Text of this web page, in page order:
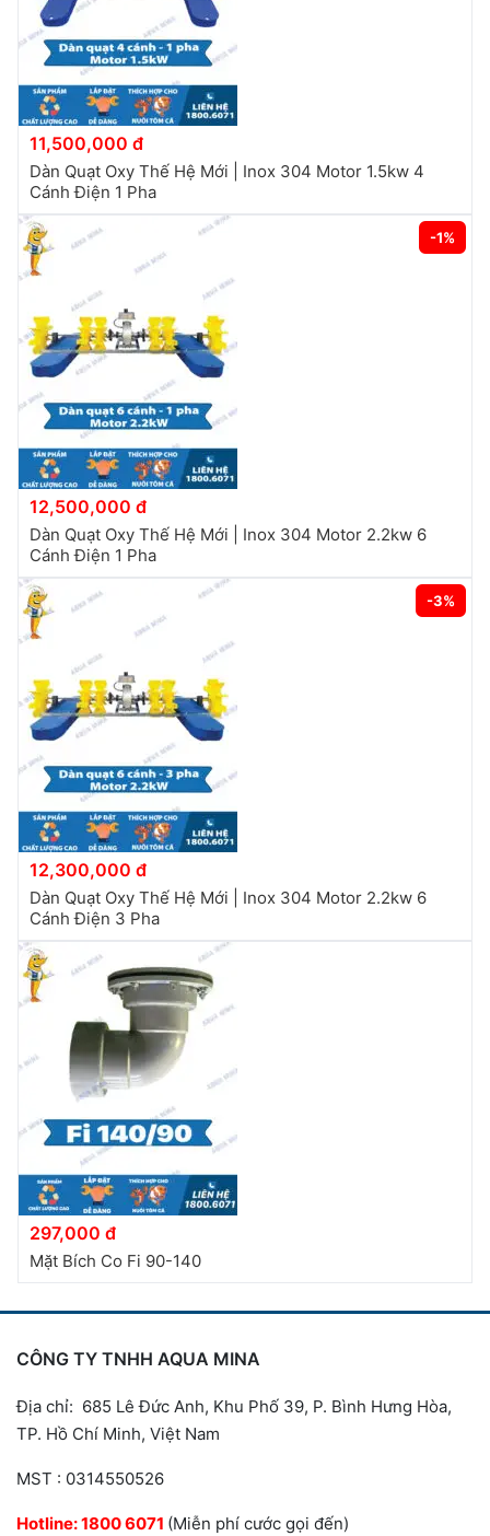
11,500,000 đ
Dàn Quạt Oxy Thế Hệ Mới | Inox 304 Motor 1.5kw 4
Cánh Điện 1 Pha
-1%
12,500,000 đ
Dàn Quạt Oxy Thế Hệ Mới | Inox 304 Motor 2.2kw 6
Cánh Điện 1 Pha
-3%
12,300,000 đ
Dàn Quạt Oxy Thế Hệ Mới | Inox 304 Motor 2.2kw 6
Cánh Điện 3 Pha
297,000 đ
Mặt Bích Co Fi 90-140
CÔNG TY TNHH AQUA MINA
Địa chỉ: 685 Lê Đức Anh, Khu Phố 39, P. Bình Hưng Hòa,
TP. Hồ Chí Minh, Việt Nam
MST : 0314550526
Hotline:1800 6071 (Miễn phí cước gọi đến)